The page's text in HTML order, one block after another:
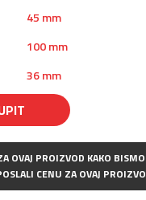
45 mm
100 mm
36 mm
OVAJ PROIZVOD KAKO
I/ILI POSLALI CENU ZA OVAJ